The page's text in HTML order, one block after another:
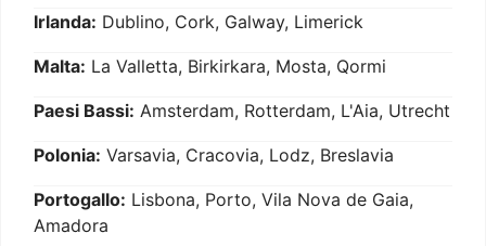
Irlanda: Dublino, Cork, Galway, Limerick
Malta: La Valletta, Birkirkara, Mosta, Qormi
Paesi Bassi: Amsterdam, Rotterdam, L'Aia, Utrecht
Polonia: Varsavia, Cracovia, Lodz, Breslavia
Portogallo: Lisbona, Porto, Vila Nova de Gaia,
Amadora